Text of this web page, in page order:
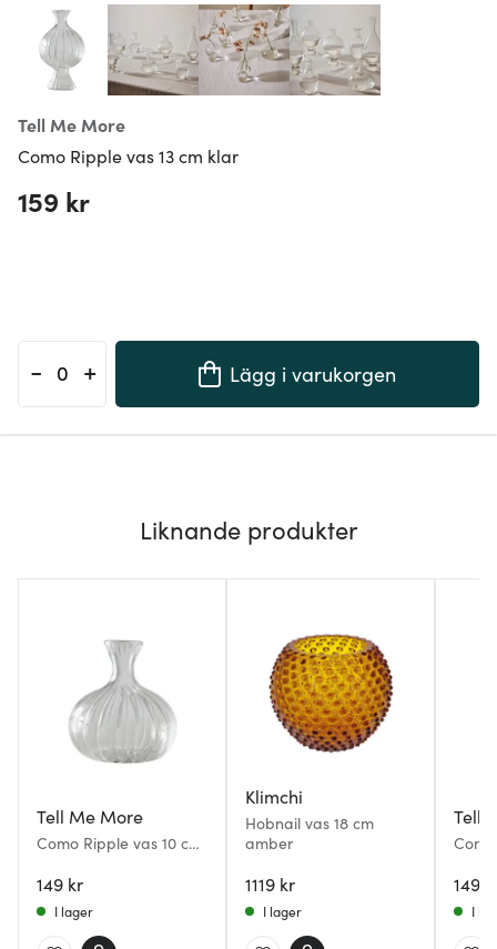
Tell Me More
Como Ripple vas 13 cm klar
159 kr
- + Lägg i varukorgen
Liknande produkter
Tell Me More
Como Ripple vas 10 cm
149 kr
I lager
Klimchi
Hobnail vas 18 cm
amber
1119 kr
I lager
Tell
149
I